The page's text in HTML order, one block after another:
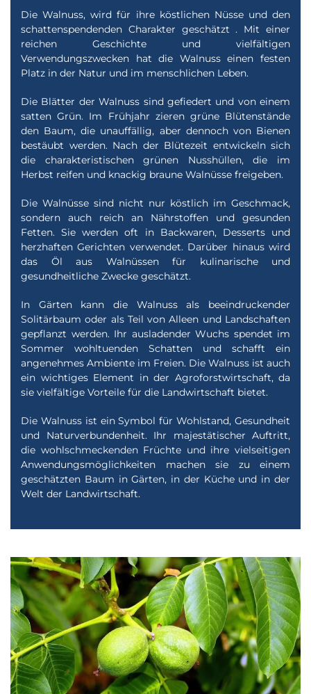
Die Walnuss, wird für ihre köstlichen Nüsse und den
schattenspendenden Charakter geschätzt . Mit einer
reichen Geschichte und vielfältigen
Verwendungszwecken hat die Walnuss einen festen
Platz in der Natur und im menschlichen Leben.
Die Blätter der Walnuss sind gefiedert und von einem
satten Grün. Im Frühjahr zieren grüne Blütenstände
den Baum, die unauffällig, aber dennoch von Bienen
bestäubt werden. Nach der Blütezeit entwickeln sich
die charakteristischen grünen Nusshüllen, die im
Herbst reifen und knackig braune Walnüsse freigeben.
Die Walnüsse sind nicht nur köstlich im Geschmack,
sondern auch reich an Nährstoffen und gesunden
Fetten. Sie werden oft in Backwaren, Desserts und
herzhaften Gerichten verwendet. Darüber hinaus wird
das Öl aus Walnüssen für kulinarische und
gesundheitliche Zwecke geschätzt.
In Gärten kann die Walnuss als beeindruckender
Solitärbaum oder als Teil von Alleen und Landschaften
gepflanzt werden. Ihr ausladender Wuchs spendet im
Sommer wohltuenden Schatten und schafft ein
angenehmes Ambiente im Freien. Die Walnuss ist auch
ein wichtiges Element in der Agroforstwirtschaft, da
sie vielfältige Vorteile für die Landwirtschaft bietet.
Die Walnuss ist ein Symbol für Wohlstand, Gesundheit
und Naturverbundenheit. Ihr majestätischer Auftritt,
die wohlschmeckenden Früchte und ihre vielseitigen
Anwendungsmöglichkeiten machen sie zu einem
geschätzten Baum in Gärten, in der Küche und in der
Welt der Landwirtschaft.